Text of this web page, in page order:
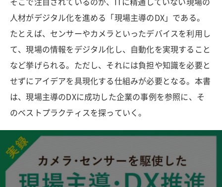
人材がデジタル化を進める「現場主導のDX」である。
たとえば、センサーやカメラといったデバイスを利用し
て、現場の情報をデジタル化し、自動化を実現すること
など挙げられる。ただし、それには負担や知識を必要と
せずにアイデアを具現化する仕組みが必要となる。本書
は、現場主導のDXに成功した企業の事例を参照に、そ
のベストプラクティスを探っていく。